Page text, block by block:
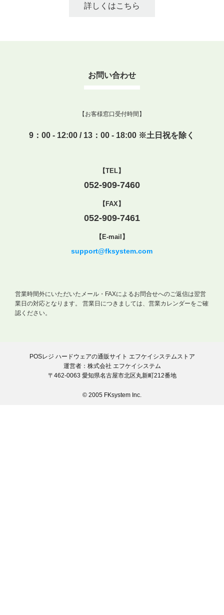
詳しくはこちら
お問い合わせ
【お客様窓口受付時間】
9：00 - 12:00 / 13：00 - 18:00 ※土日祝を除く
【TEL】
052-909-7460
【FAX】
052-909-7461
【E-mail】
support@fksystem.com
営業時間外にいただいたメール・FAXによるお問合せへのご返信は翌営
業日の対応となります。
営業日につきましては、営業カレンダーをご確
認ください。
POSレジ ハードウェアの通販サイト エフケイシステムストア
運営者：株式会社 エフケイシステム
〒462-0063 愛知県名古屋市北区丸新町212番地
© 2005 FKsystem Inc.